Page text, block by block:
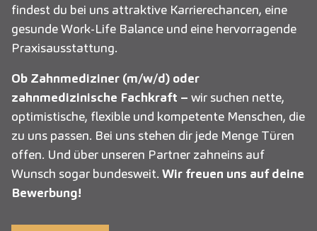
findest du bei uns attraktive Karrierechancen, eine
gesunde Work-Life Balance und eine hervorragende
Praxisausstattung.
Ob Zahnmediziner (m/w/d) oder
zahnmedizinische Fachkraft – wir suchen nette,
optimistische, flexible und kompetente Menschen, die
zu uns passen. Bei uns stehen dir jede Menge Türen
offen. Und über unseren Partner zahneins auf
Wunsch sogar bundesweit. Wir freuen uns auf deine
Bewerbung!